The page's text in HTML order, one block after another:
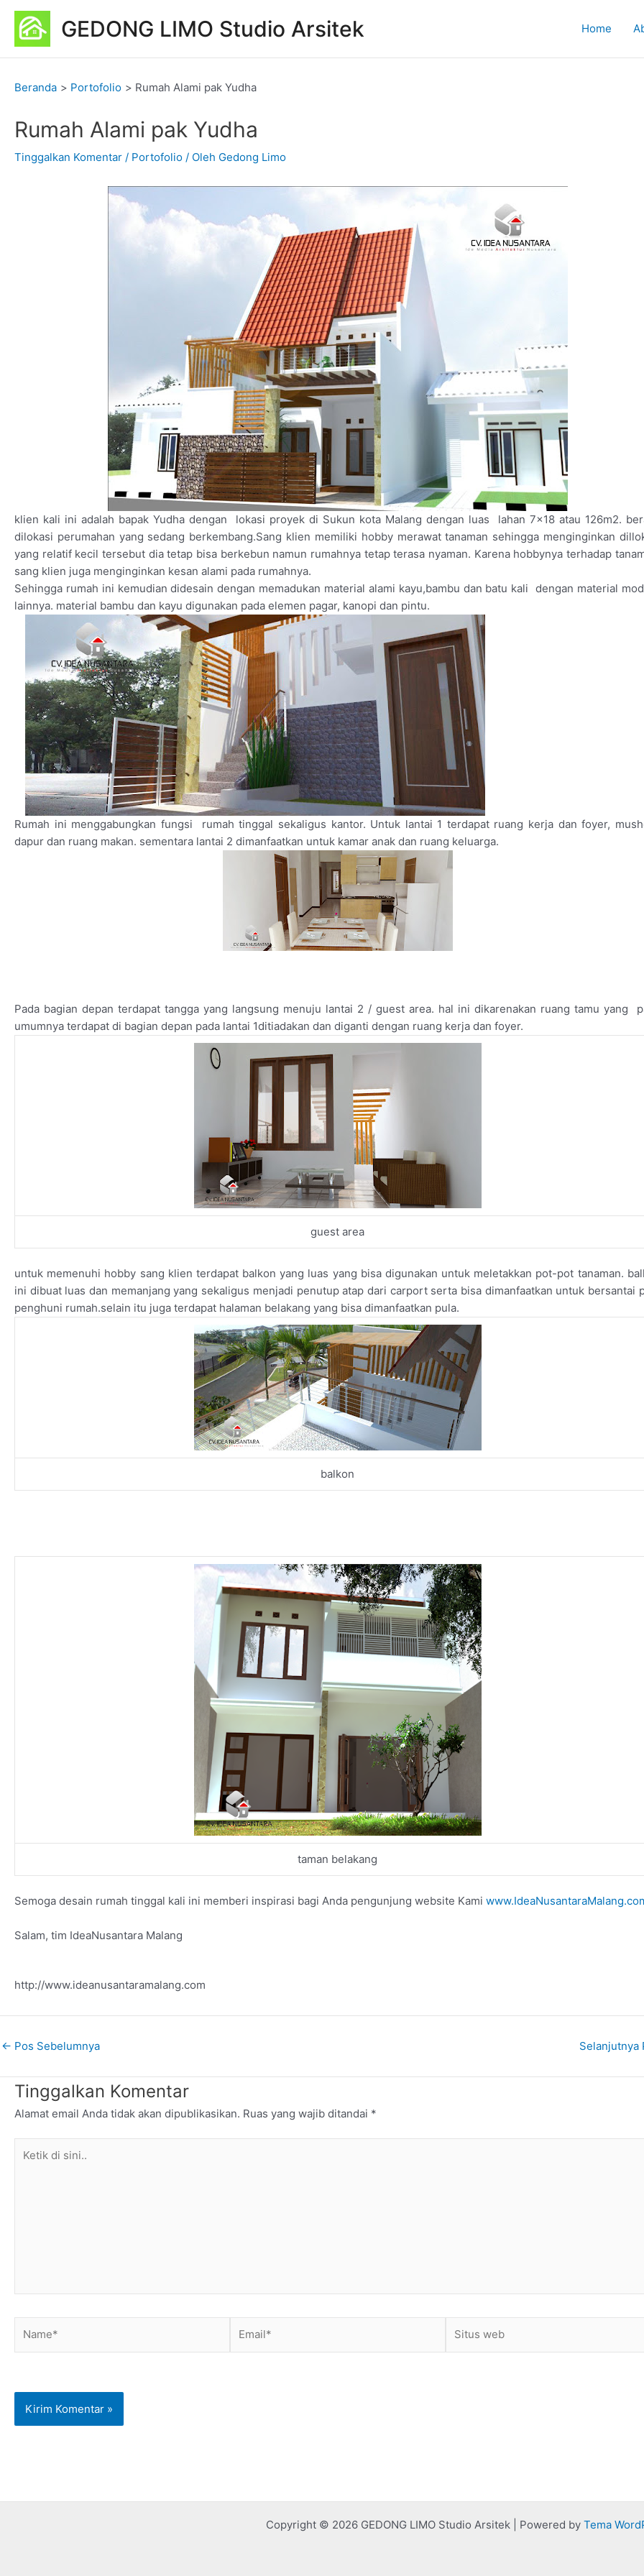
Lewati
konten
GEDONG LIMO Studio Arsitek Home
Beranda Portofolio Rumah Alami pak Yudha
Rumah Alami pak Yudha
Tinggalkan Komentar / Portofolio / Oleh Gedong Limo
klien kali ini adalah bapak Yudha dengan lokasi proyek di Sukun kota Malang dengan luas lahan 7×18 atau 126m2.
dilokasi perumahan yang sedang berkembang.Sang klien memiliki hobby merawat tanaman sehingga menginginkan
yang relatif kecil tersebut dia tetap bisa berkebun namun rumahnya tetap terasa nyaman. Karena hobbynya terhadap
sang klien juga menginginkan kesan alami pada rumahnya.
Sehingga rumah ini kemudian didesain dengan memadukan material alami kayu,bambu dan batu kali dengan material
lainnya. material bambu dan kayu digunakan pada elemen pagar, kanopi dan pintu.
Rumah ini menggabungkan fungsi rumah tinggal sekaligus kantor. Untuk lantai 1 terdapat ruang kerja dan foyer,
dapur dan ruang makan. sementara lantai 2 dimanfaatkan untuk kamar anak dan ruang keluarga.
Pada bagian depan terdapat tangga yang langsung menuju lantai 2 / guest area. hal ini dikarenakan ruang tamu yang
umumnya terdapat di bagian depan pada lantai 1ditiadakan dan diganti dengan ruang kerja dan foyer.
guest area
untuk memenuhi hobby sang klien terdapat balkon yang luas yang bisa digunakan untuk meletakkan pot-pot tanaman.
ini dibuat luas dan memanjang yang sekaligus menjadi penutup atap dari carport serta bisa dimanfaatkan untuk bersantai
penghuni rumah.selain itu juga terdapat halaman belakang yang bisa dimanfaatkan pula.
balkon
taman belakang
Semoga desain rumah tinggal kali ini memberi inspirasi bagi Anda pengunjung website Kami
Salam, tim IdeaNusantara Malang
http://www.ideanusantaramalang.com
Post
navigation
← Pos Sebelumnya Selanjutnya
Tinggalkan Komentar
Alamat email Anda tidak akan dipublikasikan. Ruas yang wajib ditandai *
web
Copyright © 2026 GEDONG LIMO Studio Arsitek | Powered by Tema